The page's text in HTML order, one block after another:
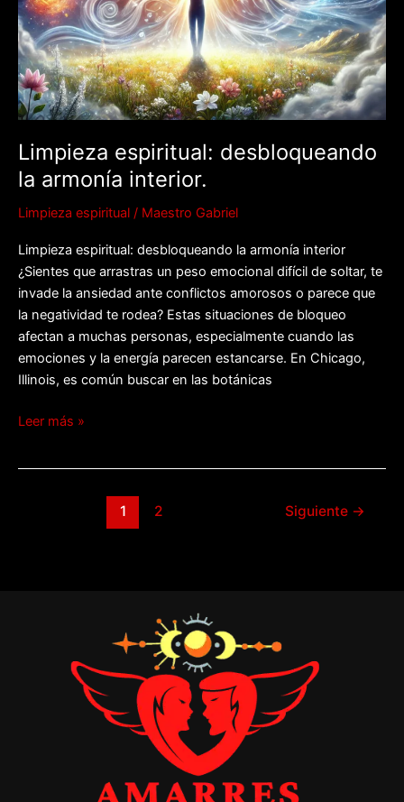
Limpieza espiritual: desbloqueando
la armonía interior.
Limpieza espiritual / Maestro Gabriel
Limpieza espiritual: desbloqueando la armonía interior
¿Sientes que arrastras un peso emocional difícil de soltar, te
invade la ansiedad ante conflictos amorosos o parece que
la negatividad te rodea? Estas situaciones de bloqueo
afectan a muchas personas, especialmente cuando las
emociones y la energía parecen estancarse. En Chicago,
Illinois, es común buscar en las botánicas
Leer más »
1 2 Siguiente →